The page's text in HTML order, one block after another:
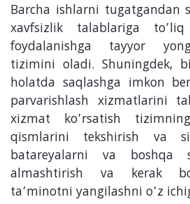
Barcha ishlarni tugatgandan
xavfsizlik talablariga
foydalanishga tayyor
tizimini oladi. Shuningdek,
holatda saqlashga imkon
parvarishlash xizmatlarini
xizmat ko’rsatish
qismlarini tekshirish va
batareyalarni va boshqa
almashtirish va kerak
ta’minotni yangilashni o’z